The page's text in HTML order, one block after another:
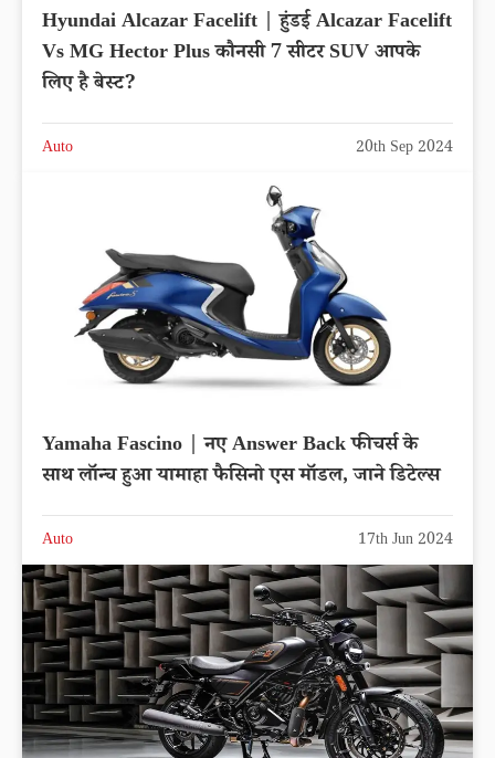
Hyundai Alcazar Facelift | हुंडई Alcazar Facelift
Vs MG Hector Plus कौनसी 7 सीटर SUV आपके
लिए है बेस्ट?
Auto 20th Sep 2024
Yamaha Fascino | नए Answer Back फीचर्स के
साथ लॉन्च हुआ यामाहा फैसिनो एस मॉडल, जाने डिटेल्स
Auto 17th Jun 2024